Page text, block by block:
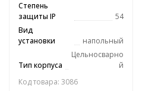
Степень
защиты IP
54
Вид
установки
напольный
Тип корпуса
Цельносварно
й
Код товара: 3086